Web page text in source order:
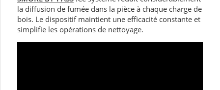
la diffusion de fumée dans la pièce à chaque charge de
bois. Le dispositif maintient une efficacité constante et
simplifie les opérations de nettoyage.